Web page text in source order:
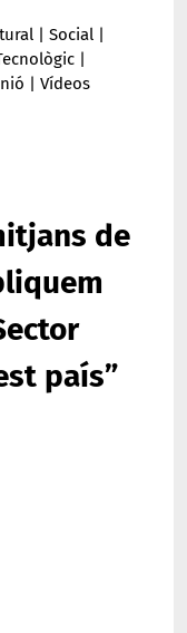
| Social |
|
| Vídeos
de
país”